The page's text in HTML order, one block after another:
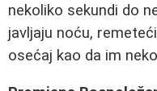
nekoliko sekundi do
javljaju noću,
osećaj kao da im